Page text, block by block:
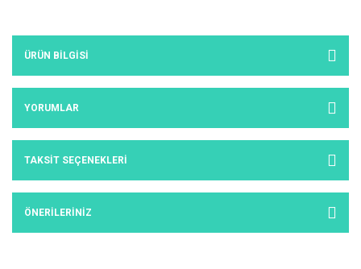
ÜRÜN BILGISI
YORUMLAR
TAKSIT SEÇENEKLERI
ÖNERILERINIZ